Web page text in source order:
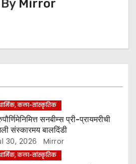
By Mirror
कला-सांस्कृतिक
सनबीम्स प्री-प्रायमरीची
संस्कारमय बालदिंडी
30, 2026 Mirror
कला-सांस्कृतिक